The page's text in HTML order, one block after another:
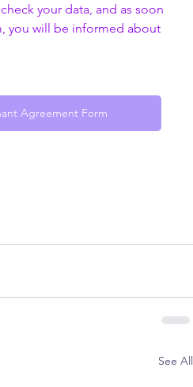
your data, and as soon
you will be informed about
Agreement Form
See All